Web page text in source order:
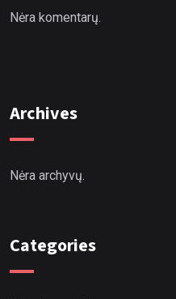
Nėra komentarų.
Archives
Nėra archyvų.
Categories